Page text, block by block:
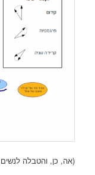
(אה, כן, והטבלה